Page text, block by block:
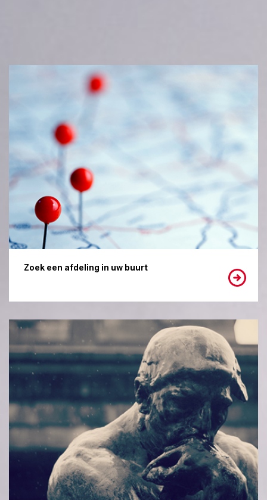
Zoek een afdeling in uw buurt